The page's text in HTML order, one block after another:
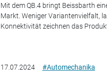
Mit dem QB.4 bringt Beissbarth
Markt. Weniger Variantenvielfalt,
Konnektivität zeichnen das
17.07.2024 #Automechanika